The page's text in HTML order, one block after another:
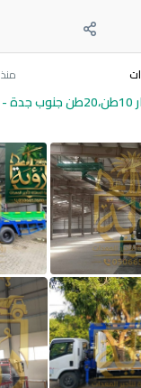
منذ 6 ساعات